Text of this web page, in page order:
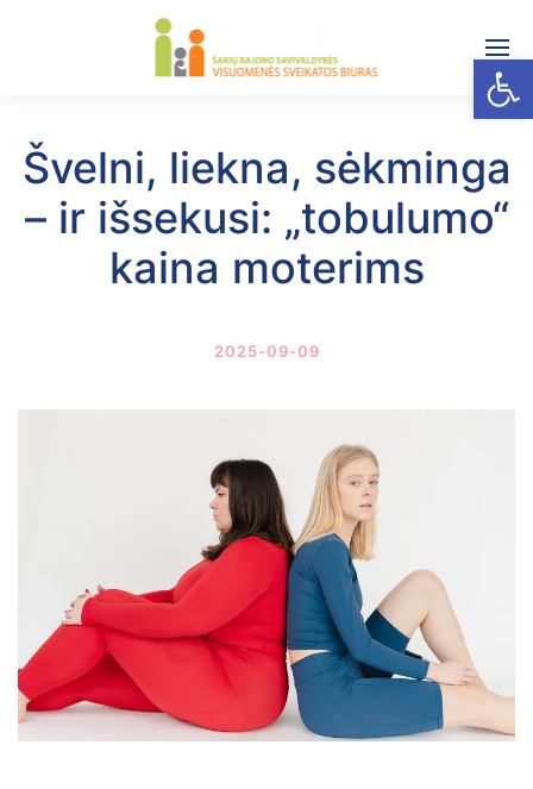
Švelni, liekna, sėkminga
– ir išsekusi: „tobulumo“
kaina moterims
2025-09-09